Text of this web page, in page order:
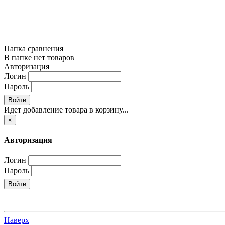
Папка сравнения
В папке нет товаров
Авторизация
Логин
Пароль
Войти
Идет добавление товара в корзину...
×
Авторизация
Логин
Пароль
Войти
Наверх